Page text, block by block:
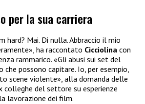
per la sua carriera
hard? Mai. Di nulla. Abbraccio il mio
ha raccontato Cicciolina con
rammarico. «Gli abusi sui set del
che possono capitare. Io, per esempio,
scene violente», alla domanda delle
colleghe del settore su esperienze
lavorazione dei film.